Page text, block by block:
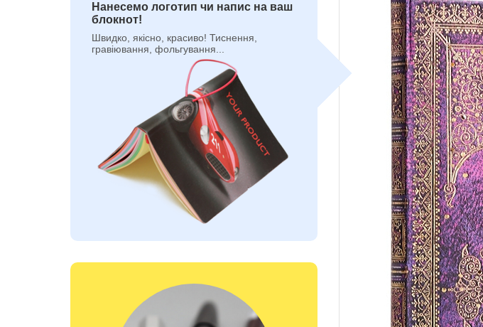
Нанесемо логотип чи напис на ваш
блокнот!
Швидко, якісно, красиво! Тиснення,
гравіювання, фольгування...